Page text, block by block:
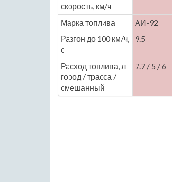
скорость, км/ч
Марка топлива АИ-92
Разгон до 100 км/ч,
с
9.5
Расход топлива, л
город / трасса /
смешанный
7.7 / 5 / 6